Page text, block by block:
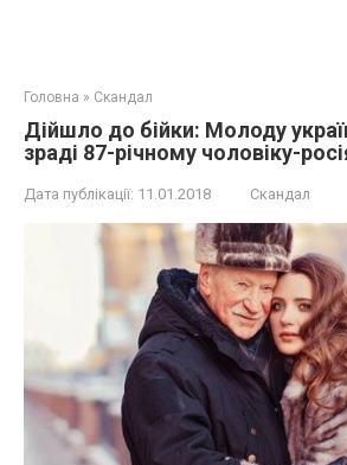
Головна » Скандал
Дійшло до бійки: Молоду
зраді 87-річному чоловіку-
Дата публікації: 11.01.2018 Скандал